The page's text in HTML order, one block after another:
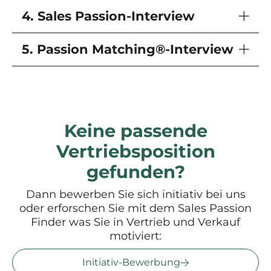
4. Sales Passion-Interview
5. Passion Matching®-Interview
Keine passende
Vertriebsposition
gefunden?
Dann bewerben Sie sich initiativ bei uns
oder erforschen Sie mit dem Sales Passion
Finder was Sie in Vertrieb und Verkauf
motiviert:
Initiativ-Bewerbung